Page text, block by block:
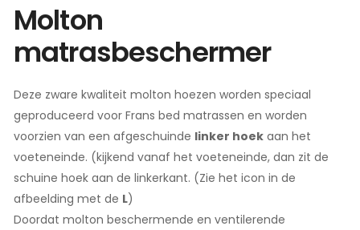
Molton
matrasbeschermer
Deze zware kwaliteit molton hoezen worden speciaal
geproduceerd voor Frans bed matrassen en worden
voorzien van een afgeschuinde linker hoek aan het
voeteneinde. (kijkend vanaf het voeteneinde, dan zit de
schuine hoek aan de linkerkant. (Zie het icon in de
afbeelding met de L)
Doordat molton beschermende en ventilerende